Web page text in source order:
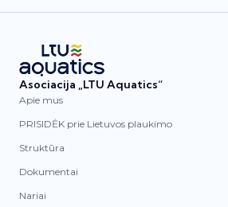
Asociacija „LTU Aquatics“
Apie mus
PRISIDĖK prie Lietuvos plaukimo
Struktūra
Dokumentai
Nariai